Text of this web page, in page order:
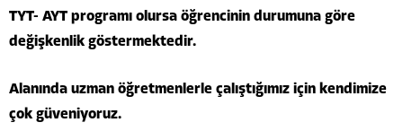
TYT- AYT programı olursa öğrencinin durumuna göre
değişkenlik göstermektedir.
Alanında uzman öğretmenlerle çalıştığımız için kendimize
çok güveniyoruz.